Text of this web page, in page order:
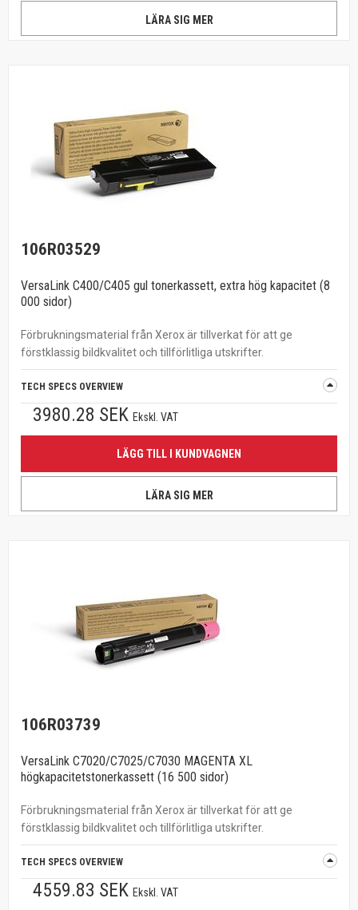
LÄRA SIG MER
106R03529
VersaLink C400/C405 gul tonerkassett, extra hög kapacitet (8
000 sidor)
Förbrukningsmaterial från Xerox är tillverkat för att ge
förstklassig bildkvalitet och tillförlitliga utskrifter.
TECH SPECS OVERVIEW
3980.28 SEK Ekskl. VAT
LÄGG TILL I KUNDVAGNEN
LÄRA SIG MER
106R03739
VersaLink C7020/C7025/C7030 MAGENTA XL
högkapacitetstonerkassett (16 500 sidor)
Förbrukningsmaterial från Xerox är tillverkat för att ge
förstklassig bildkvalitet och tillförlitliga utskrifter.
TECH SPECS OVERVIEW
4559.83 SEK Ekskl. VAT